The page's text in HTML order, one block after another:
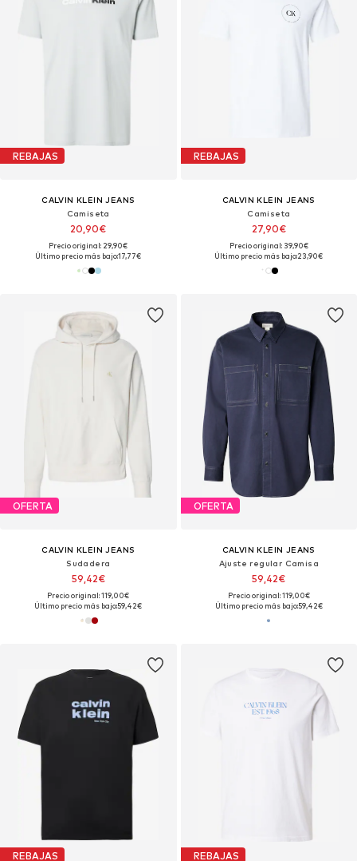
REBAJAS
CALVIN KLEIN JEANS
Camiseta
20,90€
Precio original: 29,90€
Último precio más bajo:17,77€
REBAJAS
CALVIN KLEIN JEANS
Camiseta
27,90€
Precio original: 39,90€
Último precio más bajo:23,90€
OFERTA
CALVIN KLEIN JEANS
Sudadera
59,42€
Precio original: 119,00€
Último precio más bajo:59,42€
OFERTA
CALVIN KLEIN JEANS
Ajuste regular Camisa
59,42€
Precio original: 119,00€
Último precio más bajo:59,42€
REBAJAS REBAJAS